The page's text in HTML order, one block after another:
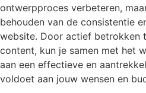
ontwerpproces verbeteren,
behouden van de consistentie
website. Door actief betrokken
content, kun je samen met het
aan een effectieve en
voldoet aan jouw wensen en